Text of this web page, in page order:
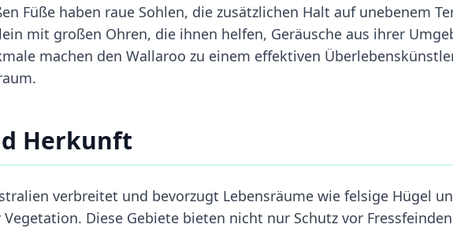
Füße haben raue Sohlen, die zusätzlichen Halt auf unebenem
mit großen Ohren, die ihnen helfen, Geräusche aus ihrer
machen den Wallaroo zu einem effektiven
Herkunft
verbreitet und bevorzugt Lebensräume wie felsige Hügel
Diese Gebiete bieten nicht nur Schutz vor